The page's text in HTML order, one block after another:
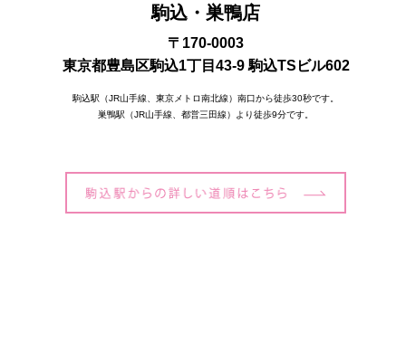
駒込・巣鴨店
〒170-0003
東京都豊島区駒込1丁目43-9 駒込TSビル602
駒込駅（JR山手線、東京メトロ南北線）南口から徒歩30秒です。
巣鴨駅（JR山手線、都営三田線）より徒歩9分です。